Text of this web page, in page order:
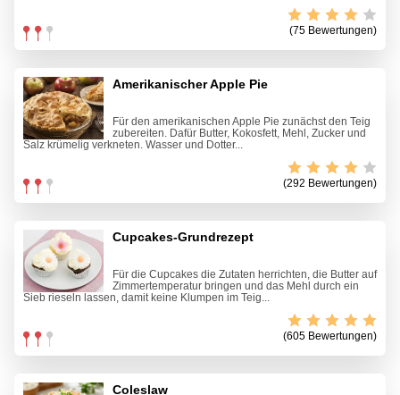
(75 Bewertungen)
Amerikanischer Apple Pie
Für den amerikanischen Apple Pie zunächst den Teig
zubereiten. Dafür Butter, Kokosfett, Mehl, Zucker und
Salz krümelig verkneten. Wasser und Dotter...
(292 Bewertungen)
Cupcakes-Grundrezept
Für die Cupcakes die Zutaten herrichten, die Butter auf
Zimmertemperatur bringen und das Mehl durch ein
Sieb rieseln lassen, damit keine Klumpen im Teig...
(605 Bewertungen)
Coleslaw